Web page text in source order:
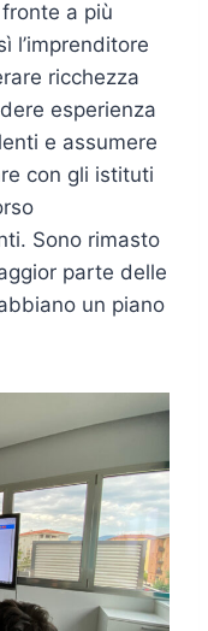
a più
l’imprenditore
ricchezza
esperienza
e assumere
con gli istituti
Sono rimasto
parte delle
un piano